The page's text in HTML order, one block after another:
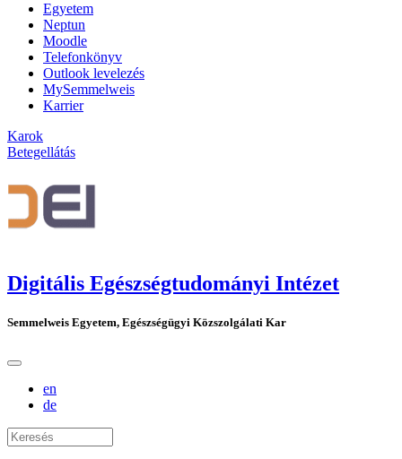
Egyetem
Neptun
Moodle
Telefonkönyv
Outlook levelezés
MySemmelweis
Karrier
Karok
Betegellátás
Digitális Egészségtudományi Intézet
Semmelweis Egyetem, Egészségügyi Közszolgálati Kar
en
de